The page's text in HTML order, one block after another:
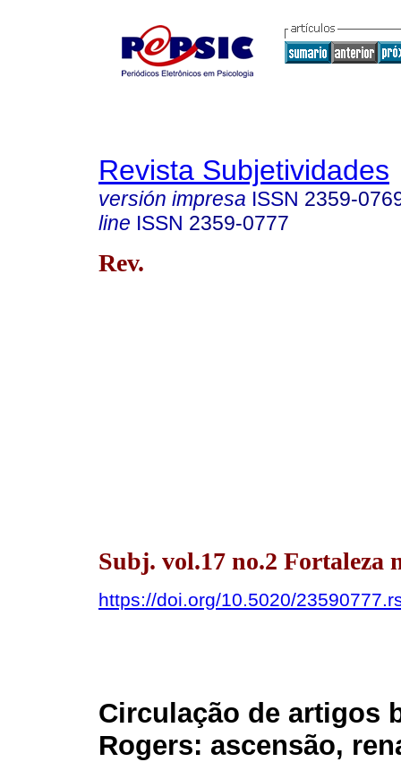
Revista Subjetividades
versión impresa ISSN 2359-
line ISSN 2359-0777
Rev.
Subj. vol.17 no.2 Fortaleza
https://doi.org/10.5020/
Circulação de artigos
Rogers: ascensão,